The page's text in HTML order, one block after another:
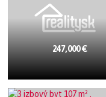
247,000 €